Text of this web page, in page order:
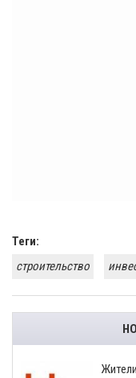
Теги:
строительство